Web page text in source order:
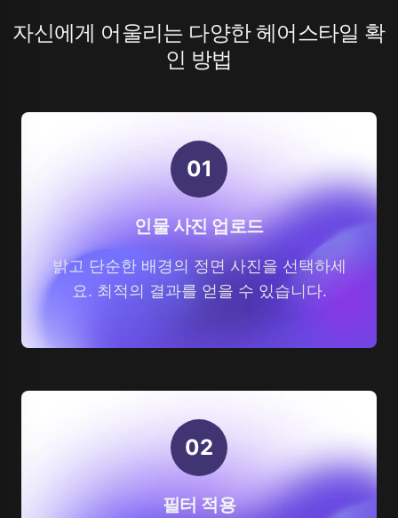
자신에게 어울리는 다양한 헤어스타일 확
인 방법
01
인물 사진 업로드
밝고 단순한 배경의 정면 사진을 선택하세
요. 최적의 결과를 얻을 수 있습니다.
02
필터 적용